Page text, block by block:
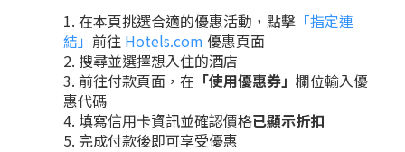
在本頁挑選合適的優惠活動，點擊 「指定連
結」 前往 Hotels.com 優惠頁面
搜尋並選擇想入住的酒店
前往付款頁面，在 「使用優惠券」 欄位輸入優
惠代碼
填寫信用卡資訊並確認價格已顯示折扣
完成付款後即可享受優惠